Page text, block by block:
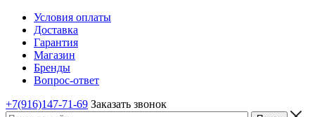
Условия оплаты
Доставка
Гарантия
Магазин
Бренды
Вопрос-ответ
+7(916)147-71-69 Заказать звонок